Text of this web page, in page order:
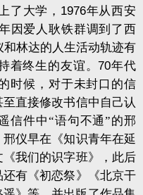
了大学， 1976年从西安
因爱人耿铁群调到了西
林达的人生活动轨迹有
着终生的友谊。70年代
时候，对于未封口的信
直接修改书信中自己认
信件中“语句不通”的邢
仪早在《知识青年在延
我们的识字班》，此后
有《初恋祭》《北京干